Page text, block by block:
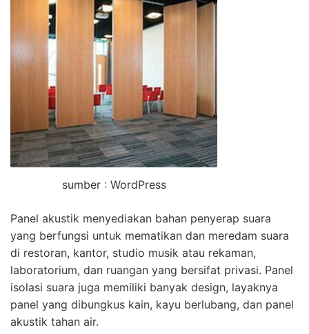
sumber : WordPress
Panel akustik menyediakan bahan penyerap suara
yang berfungsi untuk mematikan dan meredam suara
di restoran, kantor, studio musik atau rekaman,
laboratorium, dan ruangan yang bersifat privasi. Panel
isolasi suara juga memiliki banyak design, layaknya
panel yang dibungkus kain, kayu berlubang, dan panel
akustik tahan air.